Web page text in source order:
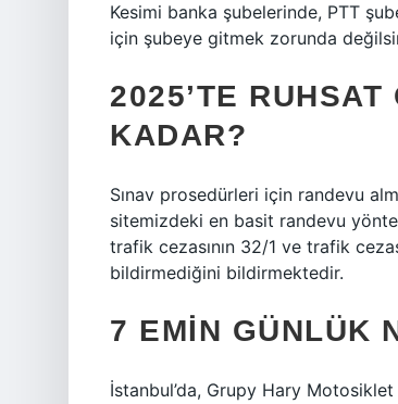
Kesimi banka şubelerinde, PTT
için şubeye gitmek zorunda
2025’TE
KADAR?
Sınav prosedürleri için randevu
sitemizdeki en basit randevu
trafik cezasının 32/1 ve trafik
bildirmediğini bildirmektedir.
7 EMIN GÜNLÜK
İstanbul’da, Grupy Hary